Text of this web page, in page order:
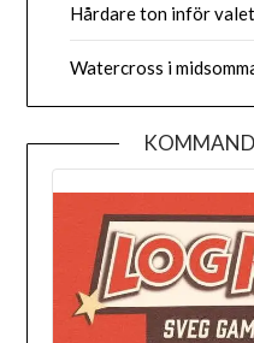
Hårdare ton inför
Watercross i